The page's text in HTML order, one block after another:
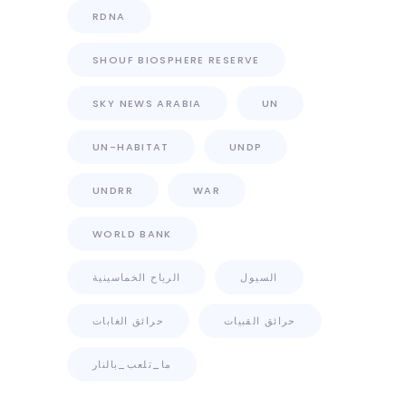
RDNA
SHOUF BIOSPHERE RESERVE
SKY NEWS ARABIA UN
UN-HABITAT UNDP
UNDRR WAR
WORLD BANK
الرياح الخماسينية السيول
حرائق الغابات حرائق القبيات
ما_تلعب_بالنار